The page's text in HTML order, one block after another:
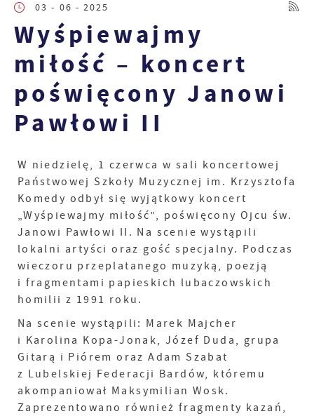
03 - 06 - 2025
Wyśpiewajmy
miłość – koncert
poświęcony Janowi
Pawłowi II
W niedzielę, 1 czerwca w sali koncertowej
Państwowej Szkoły Muzycznej im. Krzysztofa
Komedy odbył się wyjątkowy koncert
„Wyśpiewajmy miłość”, poświęcony Ojcu św.
Janowi Pawłowi II. Na scenie wystąpili
lokalni artyści oraz gość specjalny. Podczas
wieczoru przeplatanego muzyką, poezją
i fragmentami papieskich lubaczowskich
homilii z 1991 roku.
Na scenie wystąpili: Marek Majcher
i Karolina Kopa-Jonak, Józef Duda, grupa
Gitarą i Piórem oraz Adam Szabat
z Lubelskiej Federacji Bardów, któremu
akompaniował Maksymilian Wosk.
Zaprezentowano również fragmenty kazań,